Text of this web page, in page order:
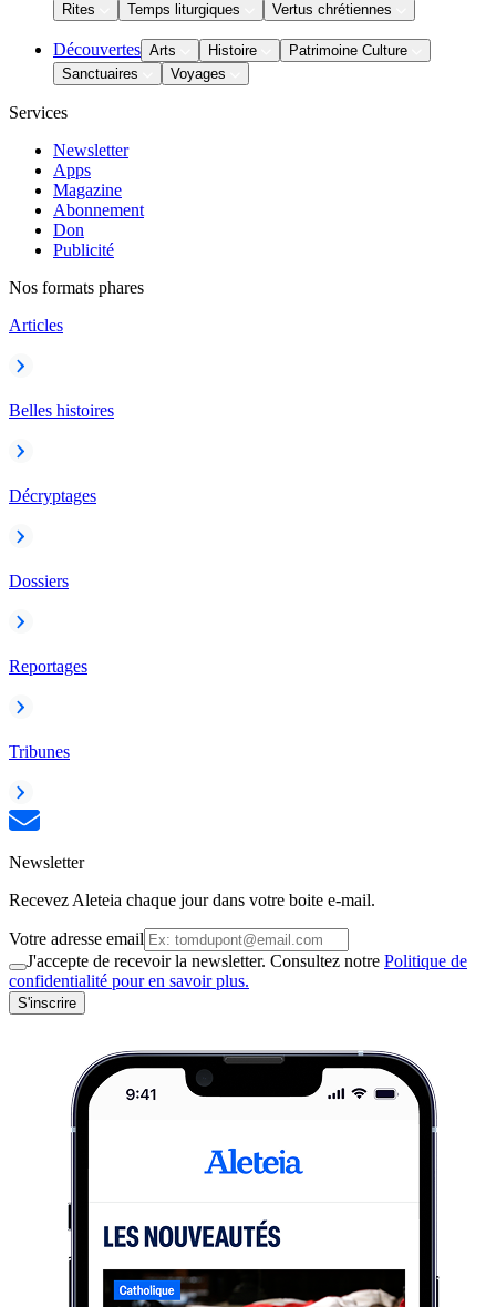
Rites
Temps liturgiques Vertus chrétiennes
Découvertes Arts Histoire
Patrimoine Culture
Sanctuaires
Voyages
Services
Newsletter
Apps
Magazine
Abonnement
Don
Publicité
Nos formats phares
Articles
Belles histoires
Décryptages
Dossiers
Reportages
Tribunes
Newsletter
Recevez Aleteia chaque jour dans votre boite e-mail.
Votre adresse email
J'accepte de recevoir la newsletter. Consultez notre Politique de
confidentialité pour en savoir plus.
S'inscrire